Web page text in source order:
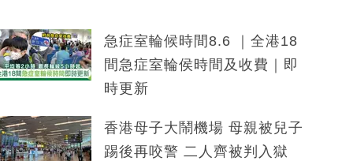
急症室輪候時間8.6 ｜全港18
間急症室輪侯時間及收費｜即
時更新
香港母子大鬧機場 母親被兒子
踢後再咬警 二人齊被判入獄